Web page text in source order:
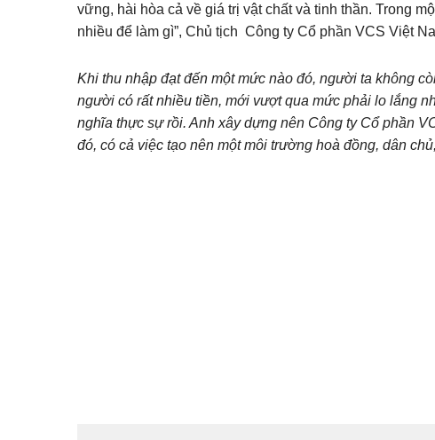
vững, hài hòa cả về giá trị vật chất và tinh thần. Trong
nhiều để làm gì”, Chủ tịch Công ty Cổ phần VCS Việt
Khi thu nhập đạt đến một mức nào đó, người ta không
người có rất nhiều tiền, mới vượt qua mức phải lo lắng
nghĩa thực sự rồi. Anh xây dựng nên Công ty Cổ phần
đó, có cả việc tạo nên một môi trường hoà đồng, dân